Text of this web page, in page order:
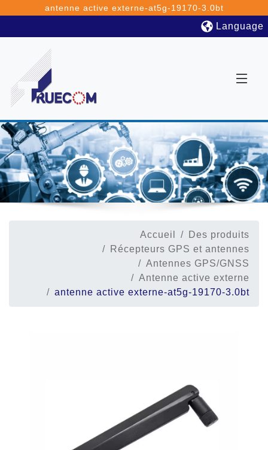
antenne active externe-at5g-19170-3.0bt
Language
Accueil
Des produits
Récepteurs GPS et antennes
Antennes GPS/GNSS
Antenne active externe
antenne active externe-at5g-19170-3.0bt